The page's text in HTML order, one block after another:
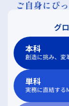
グ
本科
創造に挑み、変
単科
実務に直結する